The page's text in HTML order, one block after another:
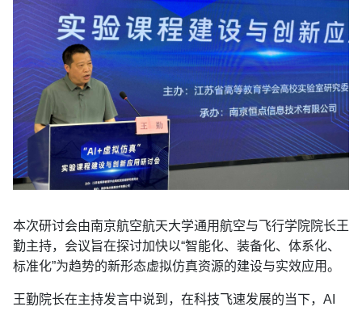
本次研讨会由南京航空航天大学通用航空与飞行学院院长王
勤主持，会议旨在探讨加快以“智能化、装备化、体系化、
标准化”为趋势的新形态虚拟仿真资源的建设与实效应用。
王勤院长在主持发言中说到，在科技飞速发展的当下，AI